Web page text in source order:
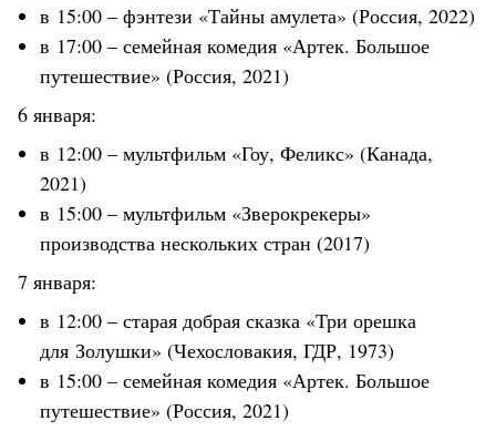
в 15:00 – фэнтези «Тайны амулета» (Россия, 2022)
в 17:00 – семейная комедия «Артек. Большое
путешествие» (Россия, 2021)
6 января:
в 12:00 – мультфильм «Гоу, Феликс» (Канада,
2021)
в 15:00 – мультфильм «Зверокрекеры»
производства нескольких стран (2017)
7 января:
в 12:00 – старая добрая сказка «Три орешка
для Золушки» (Чехословакия, ГДР, 1973)
в 15:00 – семейная комедия «Артек. Большое
путешествие» (Россия, 2021)